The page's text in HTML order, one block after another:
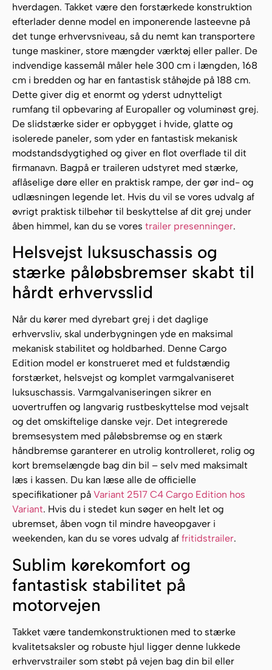
hverdagen. Takket være den forstærkede konstruktion
efterlader denne model en imponerende lasteevne på
det tunge erhvervsniveau, så du nemt kan transportere
tunge maskiner, store mængder værktøj eller paller. De
indvendige kassemål måler hele 300 cm i længden, 168
cm i bredden og har en fantastisk ståhøjde på 188 cm.
Dette giver dig et enormt og yderst udnytteligt
rumfang til opbevaring af Europaller og voluminøst grej.
De slidstærke sider er opbygget i hvide, glatte og
isolerede paneler, som yder en fantastisk mekanisk
modstandsdygtighed og giver en flot overflade til dit
firmanavn. Bagpå er traileren udstyret med stærke,
aflåselige døre eller en praktisk rampe, der gør ind- og
udlæsningen legende let. Hvis du vil se vores udvalg af
øvrigt praktisk tilbehør til beskyttelse af dit grej under
åben himmel, kan du se vores trailer presenninger.
Helsvejst luksuschassis og
stærke påløbsbremser skabt til
hårdt erhvervsslid
Når du kører med dyrebart grej i det daglige
erhvervsliv, skal underbygningen yde en maksimal
mekanisk stabilitet og holdbarhed. Denne Cargo
Edition model er konstrueret med et fuldstændig
forstærket, helsvejst og komplet varmgalvaniseret
luksuschassis. Varmgalvaniseringen sikrer en
uovertruffen og langvarig rustbeskyttelse mod vejsalt
og det omskiftelige danske vejr. Det integrerede
bremsesystem med påløbsbremse og en stærk
håndbremse garanterer en utrolig kontrolleret, rolig og
kort bremselængde bag din bil – selv med maksimalt
læs i kassen. Du kan læse alle de officielle
specifikationer på Variant 2517 C4 Cargo Edition hos
Variant. Hvis du i stedet kun søger en helt let og
ubremset, åben vogn til mindre haveopgaver i
weekenden, kan du se vores udvalg af fritidstrailer.
Sublim kørekomfort og
fantastisk stabilitet på
motorvejen
Takket være tandemkonstruktionen med to stærke
kvalitetsaksler og robuste hjul ligger denne lukkede
erhvervstrailer som støbt på vejen bag din bil eller